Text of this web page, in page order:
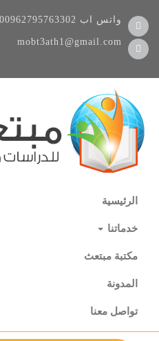
00962795763302 واتس اب
mobt3ath1@gmail.com
الرئيسية
خدماتنا
مكتبة مبتعث
المدونة
تواصل معنا